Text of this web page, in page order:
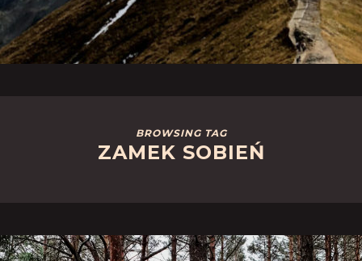
BROWSING TAG
ZAMEK SOBIEŃ